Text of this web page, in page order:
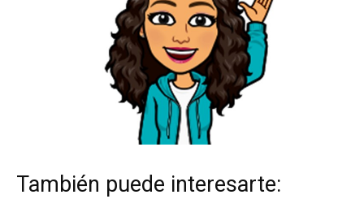
También puede interesarte: